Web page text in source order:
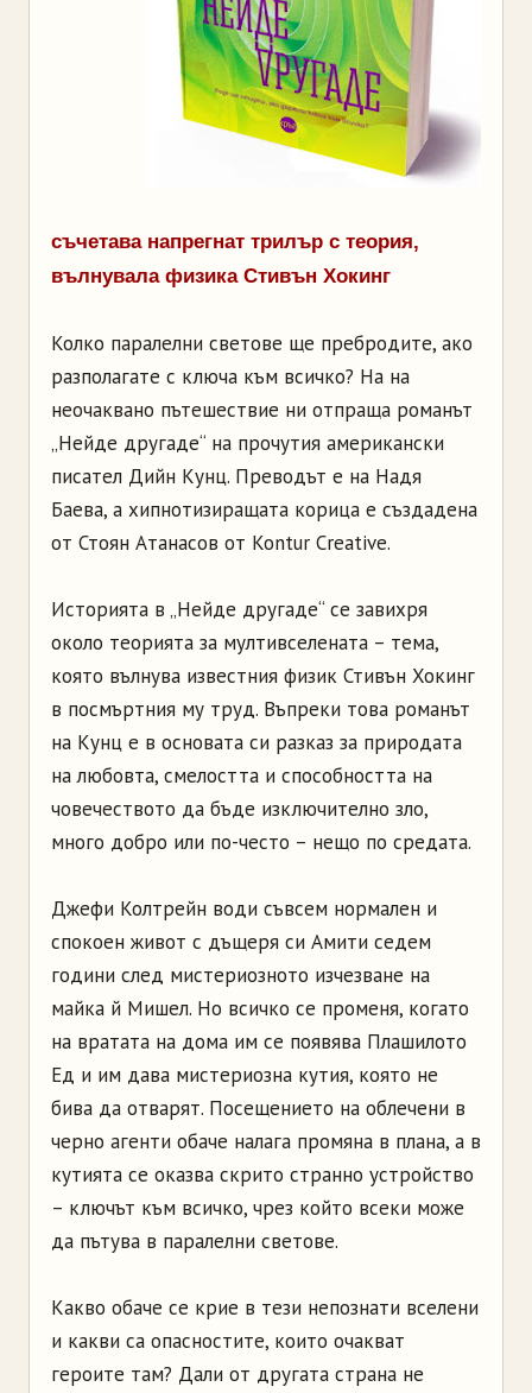
съчетава напрегнат трилър с теория,
вълнувала физика Стивън Хокинг
Колко паралелни светове ще пребродите, ако
разполагате с ключа към всичко? На на
неочаквано пътешествие ни отпраща романът
„Нейде другаде“ на прочутия американски
писател Дийн Кунц. Преводът е на Надя
Баева, а хипнотизиращата корица е създадена
от Стоян Атанасов от Kontur Creative.
Историята в „Нейде другаде“ се завихря
около теорията за мултивселената – тема,
която вълнува известния физик Стивън Хокинг
в посмъртния му труд. Въпреки това романът
на Кунц е в основата си разказ за природата
на любовта, смелостта и способността на
човечеството да бъде изключително зло,
много добро или по-често – нещо по средата.
Джефи Колтрейн води съвсем нормален и
спокоен живот с дъщеря си Амити седем
години след мистериозното изчезване на
майка й Мишел. Но всичко се променя, когато
на вратата на дома им се появява Плашилото
Ед и им дава мистериозна кутия, която не
бива да отварят. Посещението на облечени в
черно агенти обаче налага промяна в плана, а в
кутията се оказва скрито странно устройство
– ключът към всичко, чрез който всеки може
да пътува в паралелни светове.
Какво обаче се крие в тези непознати вселени
и какви са опасностите, които очакват
героите там? Дали от другата страна не